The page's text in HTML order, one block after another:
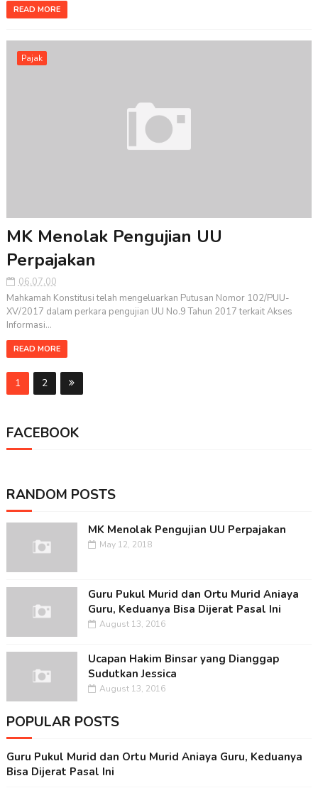
READ MORE
Pajak
MK Menolak Pengujian UU
Perpajakan
06.07.00
Mahkamah Konstitusi telah mengeluarkan Putusan Nomor 102/PUU-
XV/2017 dalam perkara pengujian UU No.9 Tahun 2017 terkait Akses
Informasi...
READ MORE
1 2
FACEBOOK
RANDOM POSTS
MK Menolak Pengujian UU Perpajakan
May 12, 2018
Guru Pukul Murid dan Ortu Murid Aniaya
Guru, Keduanya Bisa Dijerat Pasal Ini
August 13, 2016
Ucapan Hakim Binsar yang Dianggap
Sudutkan Jessica
August 13, 2016
POPULAR POSTS
Guru Pukul Murid dan Ortu Murid Aniaya Guru, Keduanya
Bisa Dijerat Pasal Ini